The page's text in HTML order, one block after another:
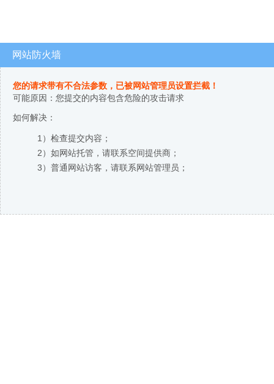
网站防火墙
您的请求带有不合法参数，已被网站管理员设置拦截！
可能原因：您提交的内容包含危险的攻击请求
如何解决：
1）检查提交内容；
2）如网站托管，请联系空间提供商；
3）普通网站访客，请联系网站管理员；